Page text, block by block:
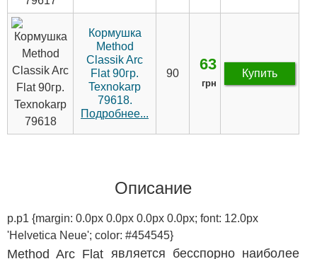
Кормушка
Method
Classik Arc
Flat 90гр.
Texnokarp
79618.
Подробнее...
90
63
грн
Купить
Описание
p.p1 {margin: 0.0px 0.0px 0.0px 0.0px; font: 12.0px
'Helvetica Neue'; color: #454545}
Method Arc Flat является бесспорно наиболее